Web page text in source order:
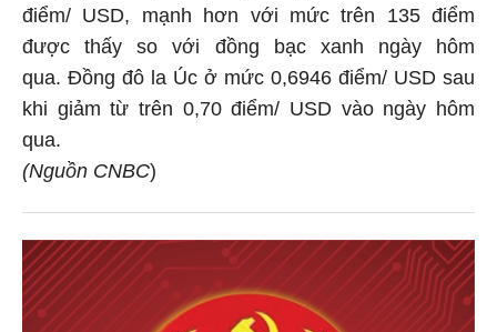
điểm/ USD, mạnh hơn với mức trên 135 điểm
được thấy so với đồng bạc xanh ngày hôm
qua. Đồng đô la Úc ở mức 0,6946 điểm/ USD sau
khi giảm từ trên 0,70 điểm/ USD vào ngày hôm
qua.
(Nguồn CNBC)